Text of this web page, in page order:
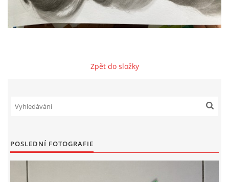
VZDĚLÁVACÍ BLOK ZÁŘÍ
VZDĚLÁVACÍ BLOK LISTOPAD
VZDĚLÁVACÍ BLOK PROSINEC
VZDĚLÁVACÍ BLOK ÚNOR
Zpět do složky
POSLEDNÍ FOTOGRAFIE